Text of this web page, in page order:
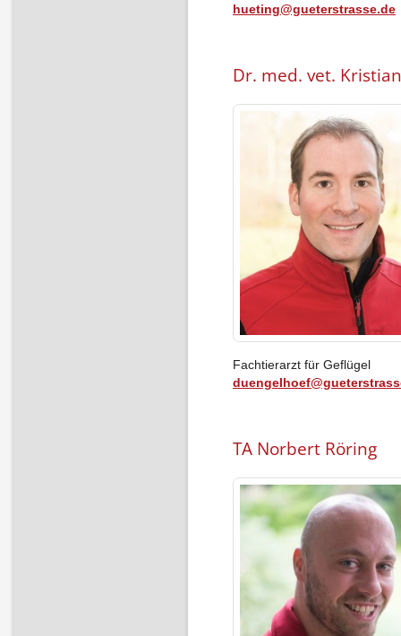
hueting@gueterstrasse.de
Dr. med. vet.
Fachtierarzt für Geflügel
TA Norbert Röring